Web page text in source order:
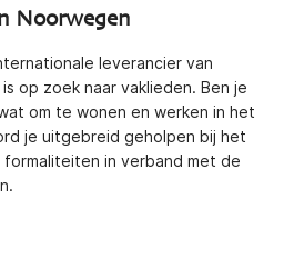
Noorwegen
leverancier van
op zoek naar vaklieden. Ben je
om te wonen en werken in het
je uitgebreid geholpen bij het
in verband met de